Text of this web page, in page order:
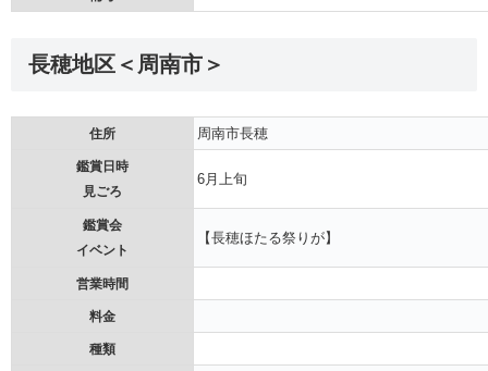
長穂地区＜周南市＞
住所 周南市長穂
鑑賞日時
見ごろ
6月上旬
鑑賞会
イベント
【長穂ほたる祭りが】
営業時間
料金
種類